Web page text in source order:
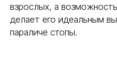
взрослых, а
делает его идеальным
параличе стопы.